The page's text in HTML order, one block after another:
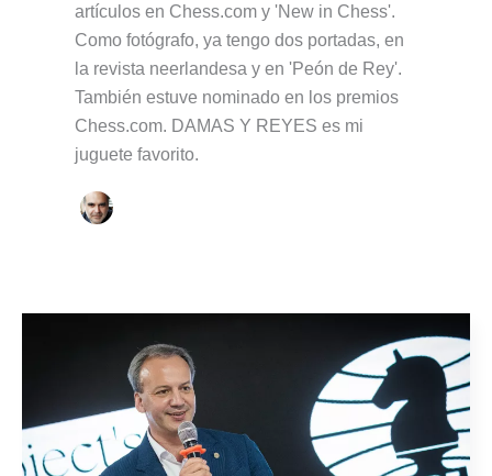
artículos en Chess.com y 'New in Chess'.
Como fotógrafo, ya tengo dos portadas, en
la revista neerlandesa y en 'Peón de Rey'.
También estuve nominado en los premios
Chess.com. DAMAS Y REYES es mi
juguete favorito.